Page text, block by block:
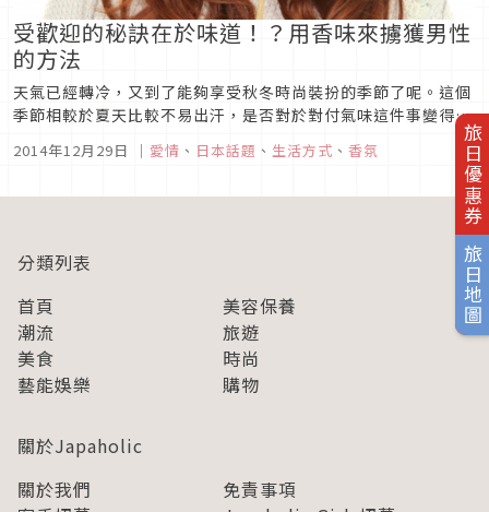
旅日優惠券
旅日地圖
受歡迎的秘訣在於味道！？用香味來擄獲男性
的方法
天氣已經轉冷，又到了能夠享受秋冬時尚裝扮的季節了呢。這個
季節相較於夏天比較不易出汗，是否對於對付氣味這件事變得比
2014年12月29日 ｜ 愛情 、 日本話題 、 生活方式 、 香氛
分類列表
首頁
美容保養
潮流
旅遊
美食
時尚
藝能娛樂
購物
關於Japaholic
關於我們
免責事項